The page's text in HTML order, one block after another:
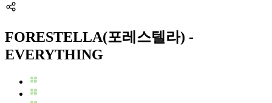
FORESTELLA(포레스텔라) -
EVERYTHING